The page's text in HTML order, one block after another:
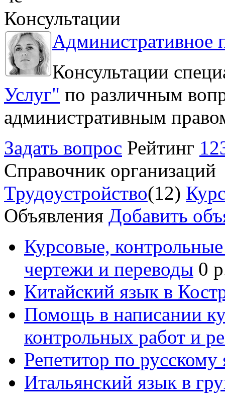
Консультации
Административное
Консультации
Услуг" по различным
административным
Задать вопрос Рейтинг
Справочник организаций
Трудоустройство(12)
Объявления Добавить
Курсовые,
чертежи и переводы 0
Китайский язык в
Помощь в написании
контрольных работ и
Репетитор по русскому
Итальянский язык в